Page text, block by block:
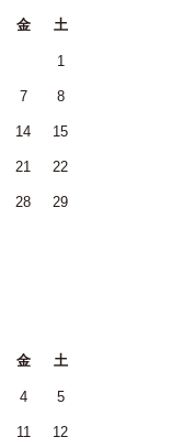
金 土
1
7 8
14 15
21 22
28 29
金 土
4 5
11 12